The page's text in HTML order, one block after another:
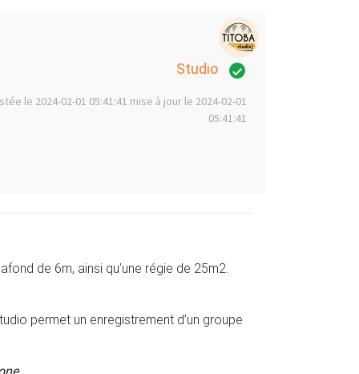
Studio
le 2024-02-01 05:41:41 mise à jour le 2024-02-01
05:41:41
de 6m, ainsi qu’une régie de 25m2.
permet un enregistrement d’un groupe